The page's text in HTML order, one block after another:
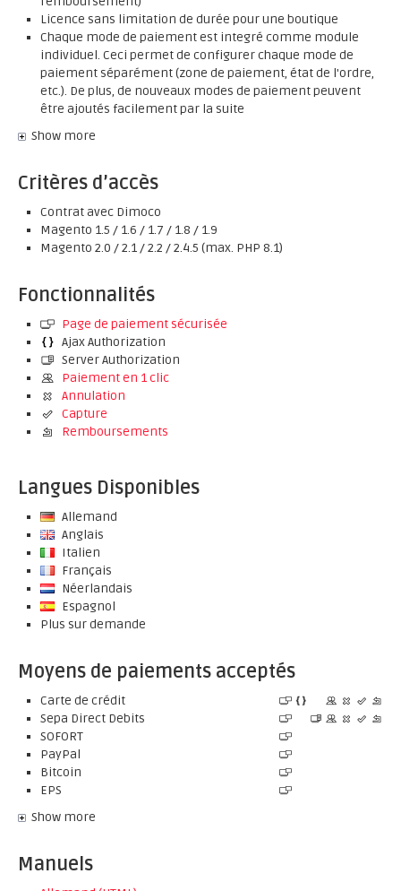
Licence sans limitation de durée pour une boutique
Chaque mode de paiement est integré comme module
individuel. Ceci permet de configurer chaque mode de
paiement séparément (zone de paiement, état de l'ordre,
etc.). De plus, de nouveaux modes de paiement peuvent
être ajoutés facilement par la suite
Show more
Critères d’accès
Contrat avec Dimoco
Magento 1.5 / 1.6 / 1.7 / 1.8 / 1.9
Magento 2.0 / 2.1 / 2.2 / 2.4.5 (max. PHP 8.1)
Fonctionnalités
Page de paiement sécurisée
Ajax Authorization
Server Authorization
Paiement en 1 clic
Annulation
Capture
Remboursements
Langues Disponibles
Allemand
Anglais
Italien
Français
Néerlandais
Espagnol
Plus sur demande
Moyens de paiements acceptés
Carte de crédit
Sepa Direct Debits
SOFORT
PayPal
Bitcoin
EPS
Show more
Manuels